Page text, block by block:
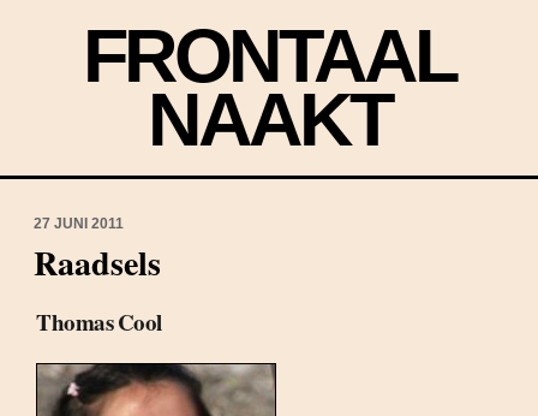
FRONTAAL
NAAKT
27 JUNI 2011
Raadsels
Thomas Cool